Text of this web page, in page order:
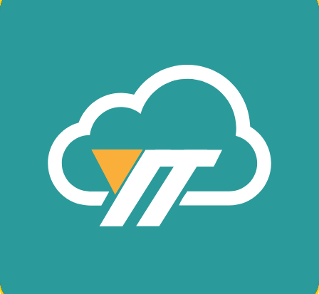
Najpopularniejsi przewoźnicy
Śledź przesyłki od najpopularniejszych przewoźników
krajowych i zagranicznych.